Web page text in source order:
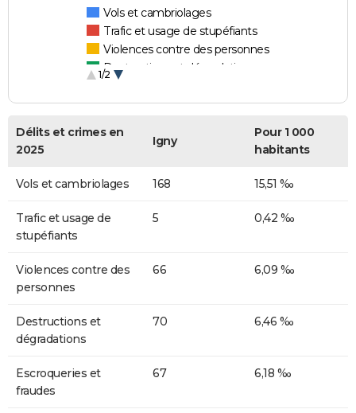
Vols et cambriolages
Trafic et usage de stupéfiants
Violences contre des personnes
Destructions et dégradations
1/2
Délits et crimes en
2025
Igny
Pour 1 000
habitants
Vols et cambriolages 168 15,51 ‰
Trafic et usage de
stupéfiants
5 0,42 ‰
Violences contre des
personnes
66 6,09 ‰
Destructions et
dégradations
70 6,46 ‰
Escroqueries et
fraudes
67 6,18 ‰